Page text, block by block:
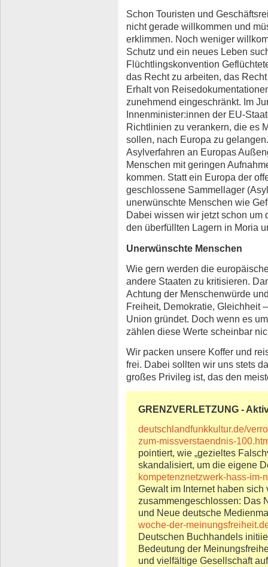
Schon Touristen und
nicht gerade willkommen und
erklimmen. Noch weniger
Schutz und ein neues Leben
Flüchtlingskonvention
das Recht zu arbeiten, das
Erhalt von
zunehmend eingeschränkt. Im
Innenminister:innen der EU-
Richtlinien zu verankern, die es
sollen, nach Europa zu
Asylverfahren an Europas
Menschen mit geringen
kommen. Statt ein Europa der
geschlossene Sammellager
unerwünschte Menschen wie
Dabei wissen wir jetzt schon
den überfüllten Lagern in Moria
Unerwünschte Menschen
Wie gern werden die
andere Staaten zu kritisieren.
Achtung der Menschenwürde
Freiheit, Demokratie, Gleichheit
Union gründet. Doch wenn es
zählen diese Werte scheinbar
Wir packen unsere Koffer und
frei. Dabei sollten wir uns stets
großes Privileg ist, das den
GRENZVERLETZUNG -
deutschlandfunkkultur.de/
zum-missverstaendnis-
pointiert, wie „gezieltes
skandalisiert, um die eigene
kompetenznetzwerk-hass-im-
Gewalt im Internet haben sich
zusammengeschlossen: Das
und Neue deutsche
woche-der-
Deutschen Buchhandels
Bedeutung der
und vielfältige Gesellschaft